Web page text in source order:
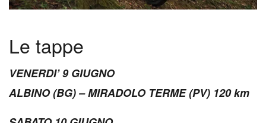
Le tappe
VENERDI’ 9 GIUGNO
ALBINO (BG) – MIRADOLO TERME (PV) 120 km